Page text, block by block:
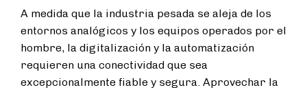
A medida que la industria pesada se aleja de los
entornos analógicos y los equipos operados por el
hombre, la digitalización y la automatización
requieren una conectividad que sea
excepcionalmente fiable y segura. Aprovechar la